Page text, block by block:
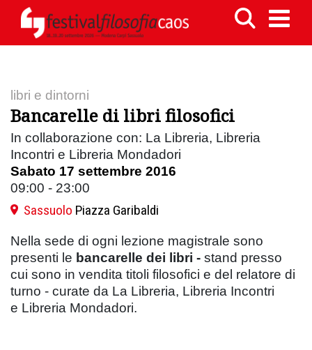
libri e dintorni
Bancarelle di libri filosofici
In collaborazione con: La Libreria, Libreria
Incontri e Libreria Mondadori
Sabato 17 settembre 2016
09:00 - 23:00
Sassuolo Piazza Garibaldi
Nella sede di ogni lezione magistrale sono
presenti le bancarelle dei libri - stand presso
cui sono in vendita titoli filosofici e del relatore di
turno - curate da La Libreria, Libreria Incontri
e Libreria Mondadori.